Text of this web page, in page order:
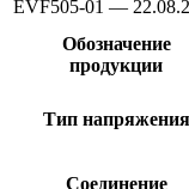
EVF505-01 —
Обозначение
продукции
Тип напряжения
Соединение